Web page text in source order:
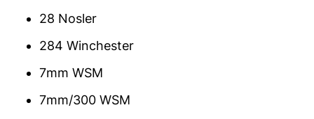
28 Nosler
284 Winchester
7mm WSM
7mm/300 WSM